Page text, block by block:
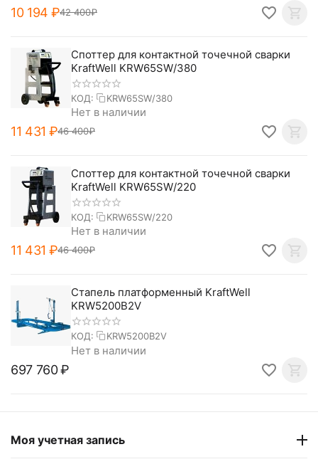
10 194 ₽42 400₽
Споттер для контактной точечной сварки
KraftWell KRW65SW/380
КОД: KRW65SW/380
Нет в наличии
11 431 ₽46 400₽
Споттер для контактной точечной сварки
KraftWell KRW65SW/220
КОД: KRW65SW/220
Нет в наличии
11 431 ₽46 400₽
Стапель платформенный KraftWell
KRW5200B2V
КОД: KRW5200B2V
Нет в наличии
697 760₽
Моя учетная запись